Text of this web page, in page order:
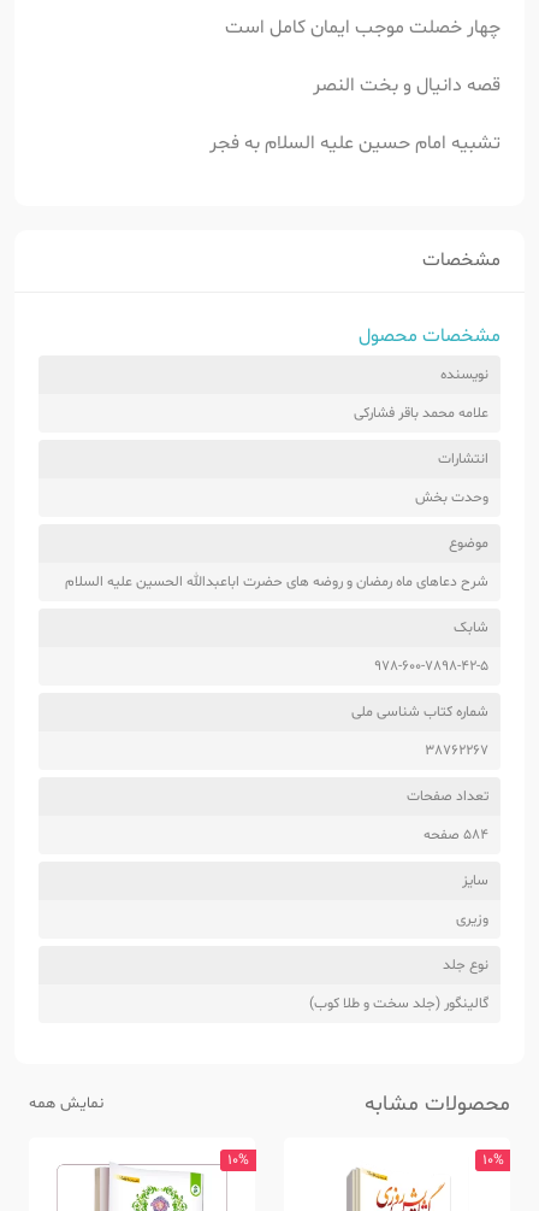
چهار خصلت موجب ایمان کامل است
قصه دانیال و بخت النصر
تشبیه امام حسین علیه السلام به فجر
مشخصات
مشخصات محصول
نویسنده
علامه محمد باقر فشارکی
انتشارات
وحدت بخش
موضوع
شرح دعاهای ماه رمضان و روضه های حضرت اباعبدالله الحسین علیه السلام
شابک
978-600-7898-42-5
شماره کتاب شناسی ملی
38762267
تعداد صفحات
584 صفحه
سایز
وزیری
نوع جلد
گالینگور (جلد سخت و طلا کوب)
محصولات مشابه نمایش همه
10%
10%